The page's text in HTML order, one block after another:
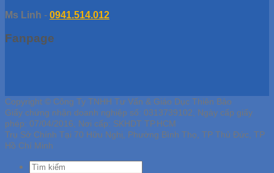
Ms Linh - 0941.514.012
Fanpage
Copyright © Công Ty TNHH Tư Vấn & Giáo Dục Thiên Bảo
Giấy chứng nhận doanh nghiệp số: 0313739102, Ngày cấp giấy
phép: 07/04/2016, Nơi cấp: SKHDT TP.HCM
Trụ Sở Chính Tại 70 Hữu Nghị, Phường Bình Thọ, TP Thủ Đức, TP
Hồ Chí Minh